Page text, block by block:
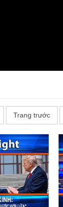
Trang trước